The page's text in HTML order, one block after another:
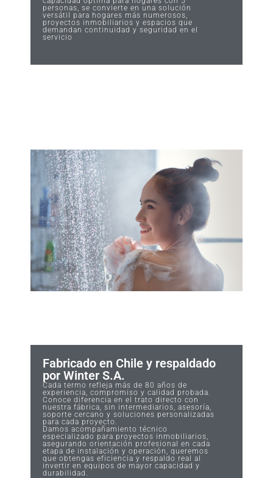
personas, se convierte en una solución
versátil para hogares más numerosos,
proyectos inmobiliarios y espacios que
demandan continuidad y seguridad en el
servicio
Fabricado en Chile y respaldado
por Winter S.A.
Cada termo refleja más de 80 años de
experiencia, compromiso y calidad probada.
Conoce diferencia en el trato directo con
nuestra fábrica, sin intermediarios, asesoría,
soporte cercano y soluciones personalizadas
para cada proyecto.
Damos acompañamiento técnico
especializado para proyectos inmobiliarios,
asegurando orientación profesional en cada
etapa de instalación y operación, queremos
que obtengas eficiencia y respaldo real al
invertir en equipos de mayor capacidad y
durabilidad.